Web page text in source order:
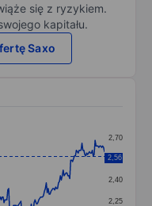
się z ryzykiem.
kapitału.
Saxo
categories.
values. Data
2,25
2,40
2,55
2,70
2,56